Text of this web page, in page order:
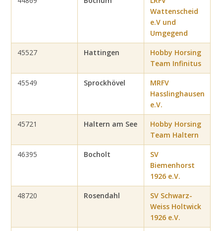
Wattenscheid
e.V und
Umgegend
45527 Hattingen
Hobby Horsing
Team Infinitus
45549 Sprockhövel
MRFV
Hasslinghausen
e.V.
45721 Haltern am See
Hobby Horsing
Team Haltern
46395 Bocholt
SV
Biemenhorst
1926 e.V.
48720 Rosendahl
SV Schwarz-
Weiss Holtwick
1926 e.V.